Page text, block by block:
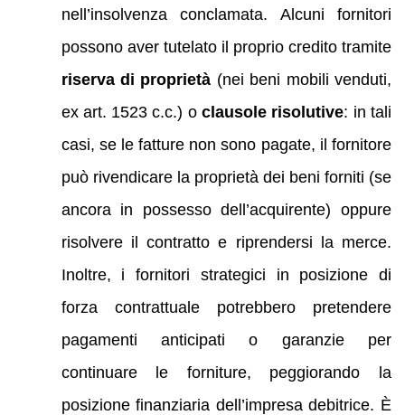
nell’insolvenza conclamata. Alcuni fornitori
possono aver tutelato il proprio credito tramite
riserva di proprietà (nei beni mobili venduti,
ex art. 1523 c.c.) oclausole risolutive: in tali
casi, se le fatture non sono pagate, il fornitore
può rivendicare la proprietà dei beni forniti (se
ancora in possesso dell’acquirente) oppure
risolvere il contratto e riprendersi la merce.
Inoltre, i fornitori strategici in posizione di
forza contrattuale potrebbero pretendere
pagamenti anticipati o garanzie per
continuare le forniture, peggiorando la
posizione finanziaria dell’impresa debitrice. È